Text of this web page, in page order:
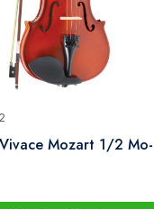
Mozart 1/2 Mo-